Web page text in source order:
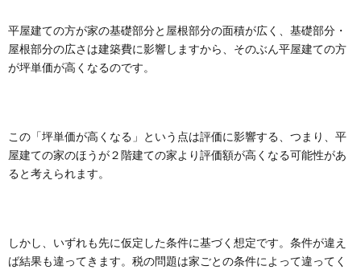
平屋建ての方が家の基礎部分と屋根部分の面積が広く、基礎部分・
屋根部分の広さは建築費に影響しますから、そのぶん平屋建ての方
が坪単価が高くなるのです。
この「坪単価が高くなる」という点は評価に影響する、つまり、平
屋建ての家のほうが２階建ての家より評価額が高くなる可能性があ
ると考えられます。
しかし、いずれも先に仮定した条件に基づく想定です。条件が違え
ば結果も違ってきます。税の問題は家ごとの条件によって違ってく